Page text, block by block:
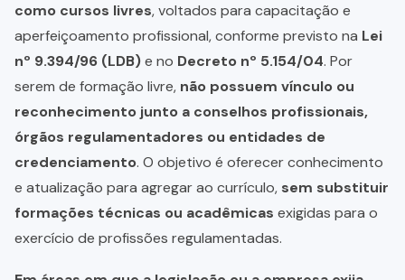
como cursos livres, voltados para capacitação e
aperfeiçoamento profissional, conforme previsto na Lei
nº 9.394/96 (LDB)e no Decreto nº 5.154/04. Por
serem de formação livre, não possuem vínculo ou
reconhecimento junto a conselhos profissionais,
órgãos regulamentadores ou entidades de
credenciamento. O objetivo é oferecer conhecimento
e atualização para agregar ao currículo, sem substituir
formações técnicas ou acadêmicas exigidas para o
exercício de profissões regulamentadas.